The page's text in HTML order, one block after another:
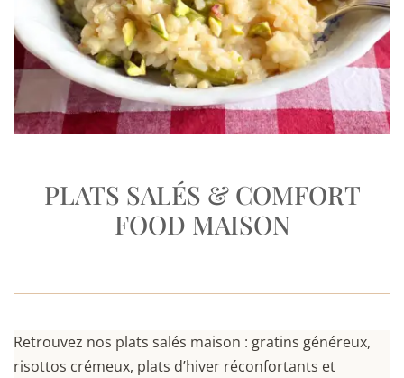
PLATS SALÉS & COMFORT
FOOD MAISON
Retrouvez nos plats salés maison : gratins généreux,
risottos crémeux, plats d’hiver réconfortants et